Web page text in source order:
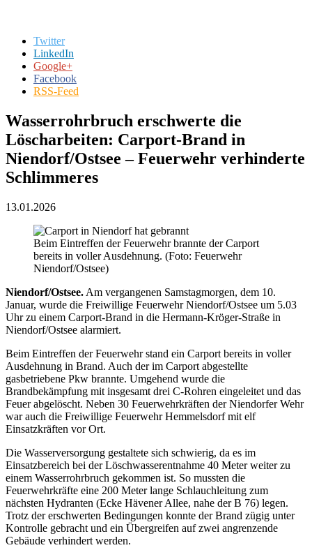
Twitter
LinkedIn
Google+
Facebook
RSS-Feed
Wasserrohrbruch erschwerte die
Löscharbeiten: Carport-Brand in
Niendorf/Ostsee – Feuerwehr verhinderte
Schlimmeres
13.01.2026
Beim Eintreffen der Feuerwehr brannte der Carport
bereits in voller Ausdehnung. (Foto: Feuerwehr
Niendorf/Ostsee)
Niendorf/Ostsee. Am vergangenen Samstagmorgen, dem 10.
Januar, wurde die Freiwillige Feuerwehr Niendorf/Ostsee um 5.03
Uhr zu einem Carport-Brand in die Hermann-Kröger-Straße in
Niendorf/Ostsee alarmiert.
Beim Eintreffen der Feuerwehr stand ein Carport bereits in voller
Ausdehnung in Brand. Auch der im Carport abgestellte
gasbetriebene Pkw brannte. Umgehend wurde die
Brandbekämpfung mit insgesamt drei C-Rohren eingeleitet und das
Feuer abgelöscht. Neben 30 Feuerwehrkräften der Niendorfer Wehr
war auch die Freiwillige Feuerwehr Hemmelsdorf mit elf
Einsatzkräften vor Ort.
Die Wasserversorgung gestaltete sich schwierig, da es im
Einsatzbereich bei der Löschwasserentnahme 40 Meter weiter zu
einem Wasserrohrbruch gekommen ist. So mussten die
Feuerwehrkräfte eine 200 Meter lange Schlauchleitung zum
nächsten Hydranten (Ecke Hävener Allee, nahe der B 76) legen.
Trotz der erschwerten Bedingungen konnte der Brand zügig unter
Kontrolle gebracht und ein Übergreifen auf zwei angrenzende
Gebäude verhindert werden.